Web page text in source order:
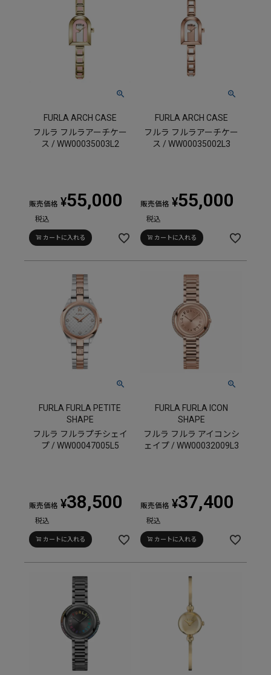
FURLA ARCH CASE
フルラ フルラアーチケー
ス / WW00035003L2
販売価格 ¥55,000
税込
カートに入れる
FURLA ARCH CASE
フルラ フルラアーチケー
ス / WW00035002L3
販売価格 ¥55,000
税込
カートに入れる
FURLA FURLA PETITE
SHAPE
フルラ フルラプチシェイ
プ / WW00047005L5
販売価格 ¥38,500
税込
カートに入れる
FURLA FURLA ICON
SHAPE
フルラ フルラ アイコンシ
ェイプ / WW00032009L3
販売価格 ¥37,400
税込
カートに入れる